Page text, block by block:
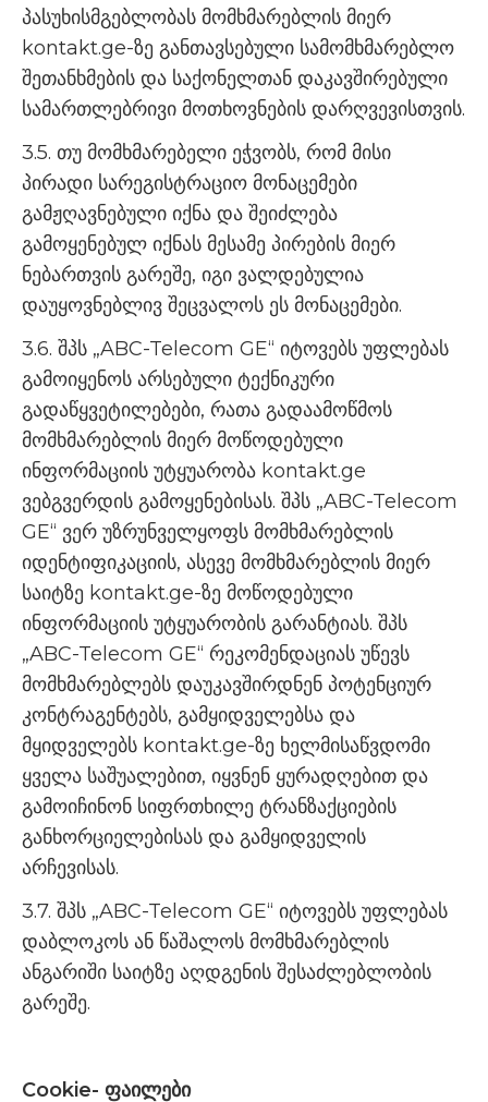
პასუხისმგებლობას მომხმარებლის მიერ
kontakt.ge-ზე განთავსებული სამომხმარებლო
შეთანხმების და საქონელთან დაკავშირებული
სამართლებრივი მოთხოვნების დარღვევისთვის.
3.5. თუ მომხმარებელი ეჭვობს, რომ მისი
პირადი სარეგისტრაციო მონაცემები
გამჟღავნებული იქნა და შეიძლება
გამოყენებულ იქნას მესამე პირების მიერ
ნებართვის გარეშე, იგი ვალდებულია
დაუყოვნებლივ შეცვალოს ეს მონაცემები.
3.6. შპს „ABC-Telecom GE“ იტოვებს უფლებას
გამოიყენოს არსებული ტექნიკური
გადაწყვეტილებები, რათა გადაამოწმოს
მომხმარებლის მიერ მოწოდებული
ინფორმაციის უტყუარობა kontakt.ge
ვებგვერდის გამოყენებისას. შპს „ABC-Telecom
GE“ ვერ უზრუნველყოფს მომხმარებლის
იდენტიფიკაციის, ასევე მომხმარებლის მიერ
საიტზე kontakt.ge-ზე მოწოდებული
ინფორმაციის უტყუარობის გარანტიას. შპს
„ABC-Telecom GE“ რეკომენდაციას უწევს
მომხმარებლებს დაუკავშირდნენ პოტენციურ
კონტრაგენტებს, გამყიდველებსა და
მყიდველებს kontakt.ge-ზე ხელმისაწვდომი
ყველა საშუალებით, იყვნენ ყურადღებით და
გამოიჩინონ სიფრთხილე ტრანზაქციების
განხორციელებისას და გამყიდველის
არჩევისას.
3.7. შპს „ABC-Telecom GE“ იტოვებს უფლებას
დაბლოკოს ან წაშალოს მომხმარებლის
ანგარიში საიტზე აღდგენის შესაძლებლობის
გარეშე.
Сookie- ფაილები